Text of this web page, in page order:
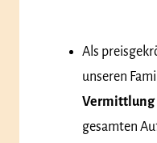
Als
unseren
Vermittlung
gesamten